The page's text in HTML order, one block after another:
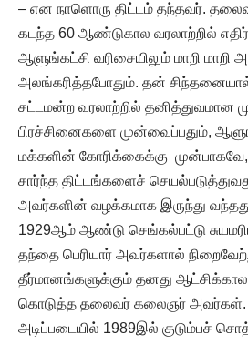
– என நாளொரு திட்டம் தந்தவர்.
கடந்த 60 ஆண்டுகால வரலாற்றில்
ஆளுங்கட்சி வரிசையிலும் மாறி மாறி
அலங்கரித்தபோதும். தன்
சட்டமன்ற வரலாற்றில் தனித்துவமான
பிரச்சினைகளை முன்வைப்பதும்,
மக்களின் கோரிக்கைக்கு
சார்ந்த திட்டங்களைச்
அவர்களின் வழக்கமாக இருந்து
1929ஆம் ஆண்டு செங்கல்பட்டு
தந்தை பெரியார் அவர்களால்
தீர்மானங்களுக்கும் தனது
கொடுத்த தலைவர் கலைஞர்
அடிப்படையில் 1989இல் குடும்பச்